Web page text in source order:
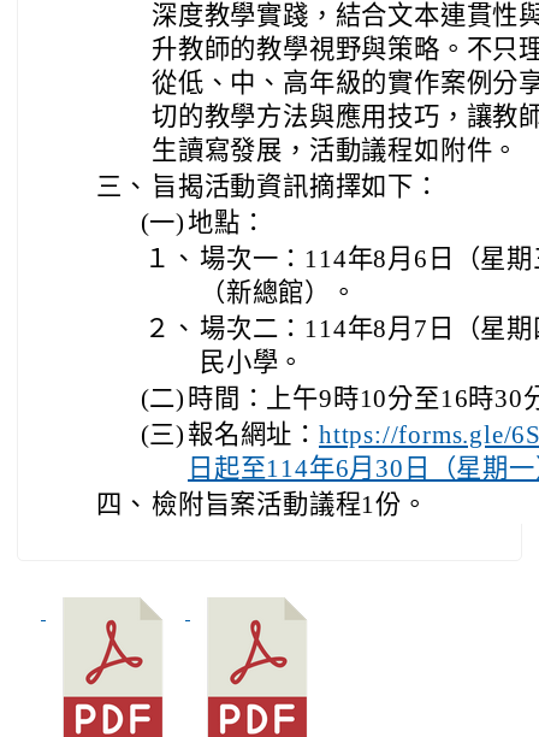
深度教學實踐，結合文本連貫性
升教師的教學視野與策略。不只
從低、中、高年級的實作案例分
切的教學方法與應用技巧，讓教
生讀寫發展，活動議程如附件。
三、 旨揭活動資訊摘擇如下：
(一)地點：
１、 場次一：114年8月6日（星
（新總館）。
２、 場次二：114年8月7日（星
民小學。
(二) 時間：上午9時10分至16時30
(三) 報名網址： https://forms.gle/
日起至114年6月30日（星期
四、 檢附旨案活動議程1份。